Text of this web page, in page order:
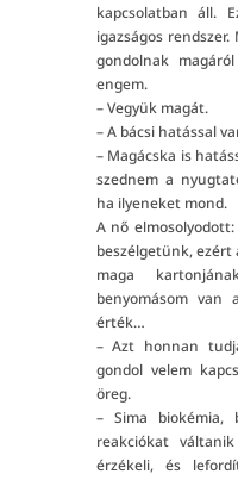
kapcsolatban áll.
igazságos
gondolnak
engem.
– Vegyük magát.
– A bácsi hatással
– Magácska is
szednem a
ha ilyeneket mond.
A nő elmosolyodott:
beszélgetünk, ezért
maga
benyomásom van
érték…
– Azt honnan
gondol velem
öreg.
– Sima biokémia,
reakciókat
érzékeli, és